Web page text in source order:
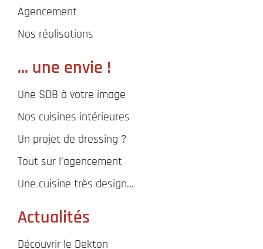
Agencement
Nos réalisations
... une envie !
Une SDB à votre image
Nos cuisines intérieures
Un projet de dressing ?
Tout sur l’agencement
Une cuisine très design…
Actualités
Découvrir le Dekton